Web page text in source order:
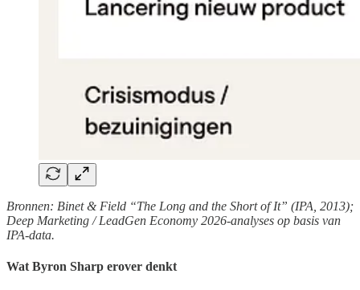
Bronnen: Binet & Field “The Long and the Short of It” (IPA, 2013);
Deep Marketing / LeadGen Economy 2026-analyses op basis van
IPA-data.
Wat Byron Sharp erover denkt